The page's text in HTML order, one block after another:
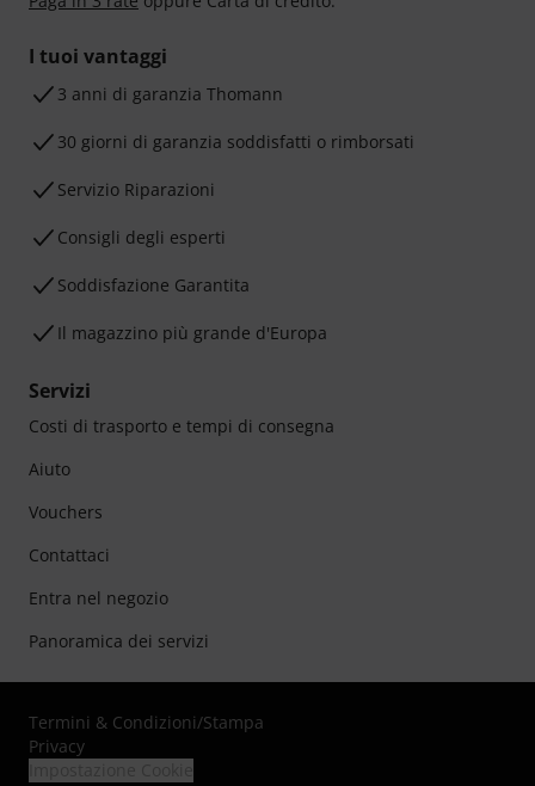
I tuoi vantaggi
3 anni di garanzia Thomann
30 giorni di garanzia soddisfatti o rimborsati
Servizio Riparazioni
Consigli degli esperti
Soddisfazione Garantita
Il magazzino più grande d'Europa
Servizi
Costi di trasporto e tempi di consegna
Aiuto
Vouchers
Contattaci
Entra nel negozio
Panoramica dei servizi
Termini & Condizioni/Stampa
Privacy